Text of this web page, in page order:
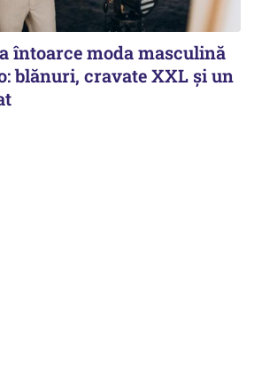
întoarce moda masculină
blănuri, cravate XXL și un